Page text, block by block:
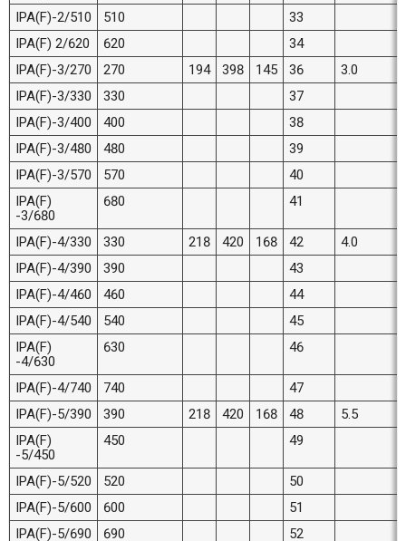
IPA(F)-2/510
510
33
IPA(F) 2/620
620
34
IPA(F)-3/270
270 194 398 145 36
3.0
IPA(F)-3/330
330
37
IPA(F)-3/400
400
38
IPA(F)-3/480
480
39
IPA(F)-3/570
570
40
IPA(F)
-3/680
680 41
IPA(F)-4/330 330 218 420 168 42
4.0
IPA(F)-4/390
390
43
IPA(F)-4/460
460
44
IPA(F)-4/540
540
45
IPA(F)
-4/630
630 46
IPA(F)-4/740 740
47
IPA(F)-5/390
390 218 420 168 48
5.5
IPA(F)
-5/450
450 49
IPA(F)-5/520 520
50
IPA(F)-5/600
600
51
IPA(F)-5/690
690 52